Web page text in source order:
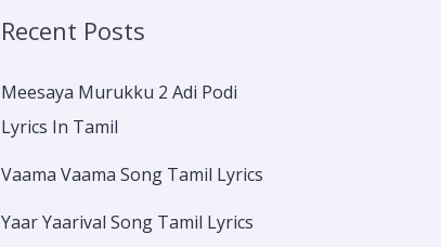
Recent Posts
Meesaya Murukku 2 Adi Podi
Lyrics In Tamil
Vaama Vaama Song Tamil Lyrics
Yaar Yaarival Song Tamil Lyrics